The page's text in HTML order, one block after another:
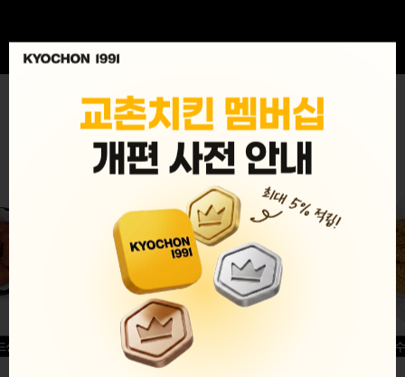
MENU
글윙
반반순살[레드+허니]
허니옥